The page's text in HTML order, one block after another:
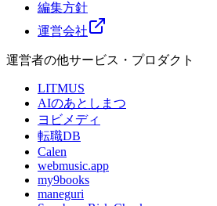
編集方針
運営会社
運営者の他サービス・プロダクト
LITMUS
AIのあとしまつ
ヨビメディ
転職DB
Calen
webmusic.app
my9books
maneguri